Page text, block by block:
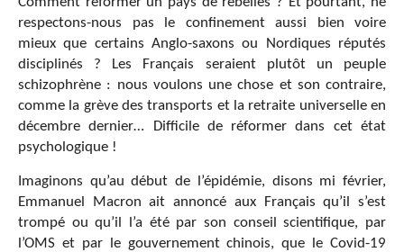
respectons-nous pas le confinement aussi bien voire
mieux que certains Anglo-saxons ou Nordiques réputés
disciplinés ? Les Français seraient plutôt un peuple
schizophrène : nous voulons une chose et son contraire,
comme la grève des transports et la retraite universelle en
décembre dernier… Difficile de réformer dans cet état
psychologique !
Imaginons qu’au début de l’épidémie, disons mi février,
Emmanuel Macron ait annoncé aux Français qu’il s’est
trompé ou qu’il l’a été par son conseil scientifique, par
l’OMS et par le gouvernement chinois, que le Covid-19